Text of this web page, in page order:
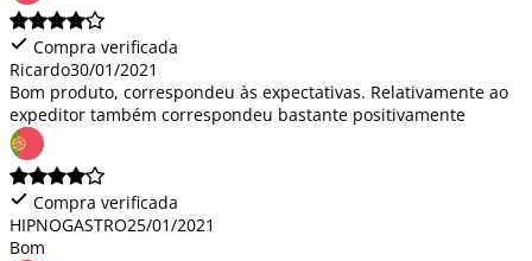
Compra verificada
Ricardo30/01/2021
Bom produto, correspondeu às expectativas. Relativamente ao
expeditor também correspondeu bastante positivamente
Compra verificada
HIPNOGASTRO25/01/2021
Bom